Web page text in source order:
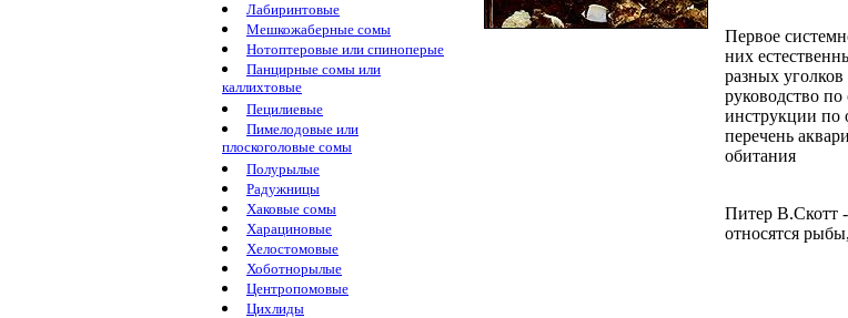
Лабиринтовые
Мешкожаберные сомы
Нотоптеровые или спиноперые
Панцирные сомы или
каллихтовые
Пецилиевые
Пимелодовые или
плоскоголовые сомы
Полурылые
Радужницы
Хаковые сомы
Харациновые
Хелостомовые
Хоботнорылые
Центропомовые
Цихлиды
Первое
них
разных
руководство
инструкции по
перечень
обитания
Питер В.Скотт -
относятся